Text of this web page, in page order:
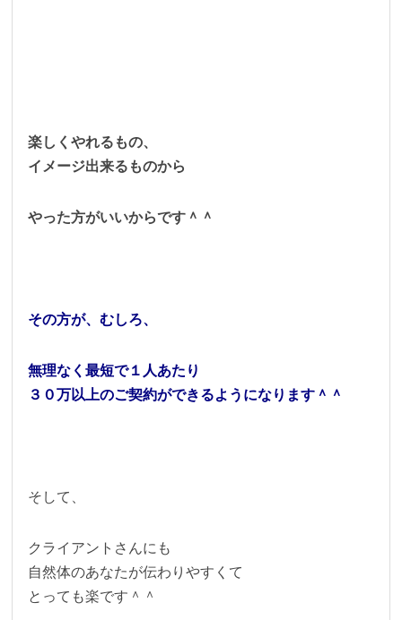
楽しくやれるもの、
イメージ出来るものから
やった方がいいからです＾＾
その方が、むしろ、
無理なく最短で１人あたり
３０万以上のご契約ができるようになります＾＾
そして、
クライアントさんにも
自然体のあなたが伝わりやすくて
とっても楽です＾＾